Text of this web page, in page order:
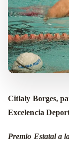
Citlaly Borges,
Excelencia
Premio Estatal a